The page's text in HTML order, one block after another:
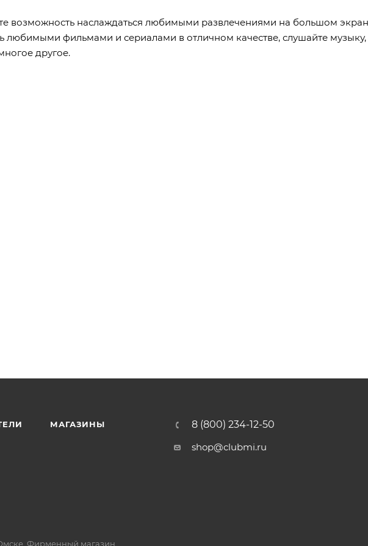
возможность наслаждаться любимыми развлечениями на большом
любимыми фильмами и сериалами в отличном качестве, слушайте музыку,
другое.
МАГАЗИНЫ
8 (800) 234-12-50
shop@clubmi.ru
Фирменный магазин